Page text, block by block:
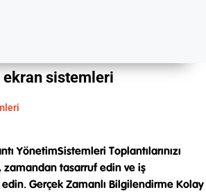
ekran sistemleri
YönetimSistemleri Toplantılarınızı
tasarruf edin ve iş
Gerçek Zamanlı Bilgilendirme Kolay